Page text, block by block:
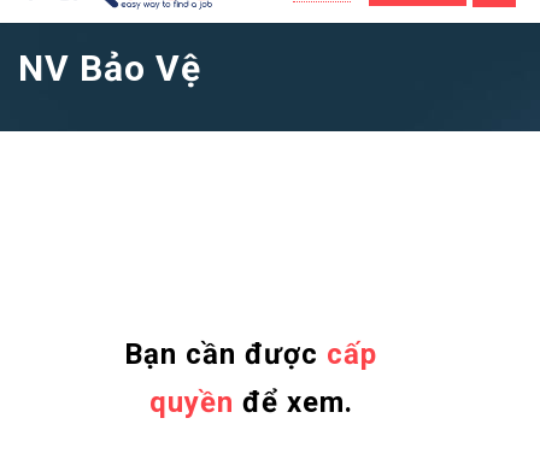
NV Bảo Vệ
Bạn cần được cấp
quyền để xem.